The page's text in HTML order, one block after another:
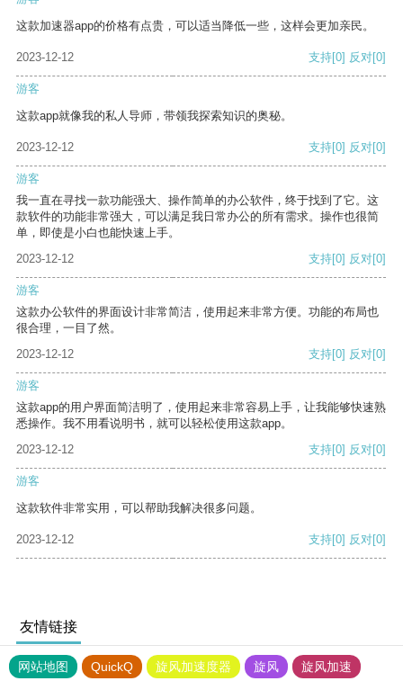
这款加速器app的价格有点贵，可以适当降低一些，这样会更加亲民。
2023-12-12 支持[0] 反对[0]
游客
这款app就像我的私人导师，带领我探索知识的奥秘。
2023-12-12 支持[0] 反对[0]
游客
我一直在寻找一款功能强大、操作简单的办公软件，终于找到了它。这
款软件的功能非常强大，可以满足我日常办公的所有需求。操作也很简
单，即使是小白也能快速上手。
2023-12-12
支持[0] 反对[0]
游客
这款办公软件的界面设计非常简洁，使用起来非常方便。功能的布局也
很合理，一目了然。
2023-12-12
支持[0] 反对[0]
游客
这款app的用户界面简洁明了，使用起来非常容易上手，让我能够快速熟
悉操作。我不用看说明书，就可以轻松使用这款app。
2023-12-12
支持[0] 反对[0]
游客
这款软件非常实用，可以帮助我解决很多问题。
2023-12-12 支持[0] 反对[0]
友情链接
网站地图 QuickQ 旋风加速度器 旋风 旋风加速